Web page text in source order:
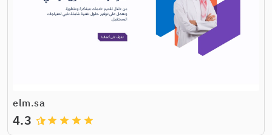
elm.sa
grade
grade
grade
grade
4.3